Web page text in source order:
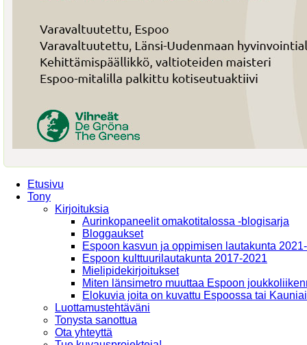
Etusivu
Tony
Kirjoituksia
Aurinkopaneelit omakotitalossa -blogisarja
Bloggaukset
Espoon kasvun ja oppimisen lautakunta
Espoon kulttuurilautakunta 2017-2021
Mielipidekirjoitukset
Miten länsimetro muuttaa Espoon
Elokuvia joita on kuvattu Espoossa tai
Luottamustehtäväni
Tonysta sanottua
Ota yhteyttä